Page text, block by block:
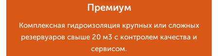
Премиум
Комплексная гидроизоляция крупных или сложных
резервуаров свыше 20 м3 с контролем качества и
сервисом.